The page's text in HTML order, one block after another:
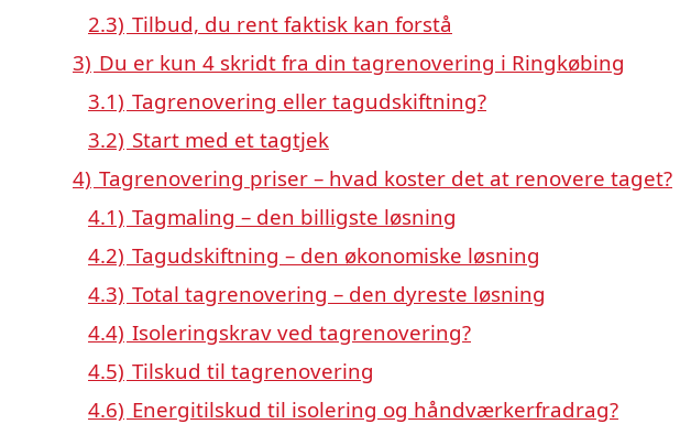
2.3) Tilbud, du rent faktisk kan forstå
3) Du er kun 4 skridt fra din tagrenovering i Ringkøbing
3.1) Tagrenovering eller tagudskiftning?
3.2) Start med et tagtjek
4) Tagrenovering priser – hvad koster det at renovere taget?
4.1) Tagmaling – den billigste løsning
4.2) Tagudskiftning – den økonomiske løsning
4.3) Total tagrenovering – den dyreste løsning
4.4) Isoleringskrav ved tagrenovering?
4.5) Tilskud til tagrenovering
4.6) Energitilskud til isolering og håndværkerfradrag?